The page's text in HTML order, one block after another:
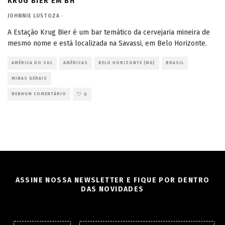
JOHNNIE LUSTOZA ·
A Estação Krug Bier é um bar temático da cervejaria mineira de
mesmo nome e está localizada na Savassi, em Belo Horizonte.
AMÉRICA DO SUL AMÉRICAS BELO HORIZONTE (MG) BRASIL
MINAS GERAIS
NENHUM COMENTÁRIO 0
ASSINE NOSSA NEWSLETTER E FIQUE POR DENTRO
DAS NOVIDADES